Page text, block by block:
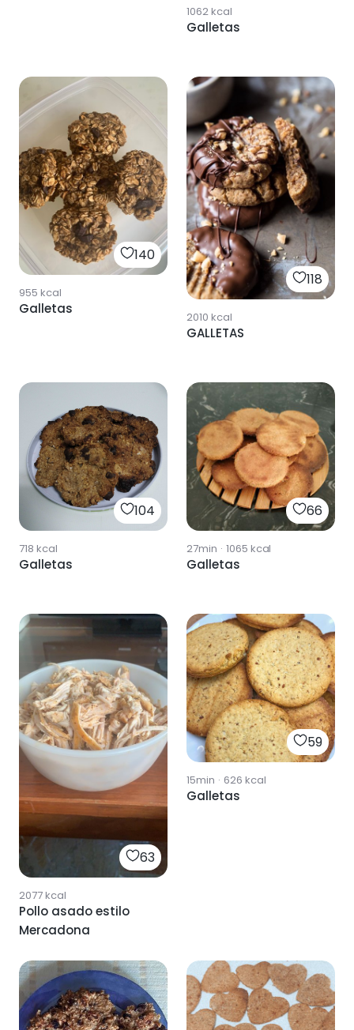
1062kcal
Galletas
140
955 kcal
Galletas
118
2010 kcal
GALLETAS
104
718 kcal
Galletas
66
27min · 1065 kcal
Galletas
63
2077kcal
Pollo asado estilo
Mercadona
59
15min · 626 kcal
Galletas